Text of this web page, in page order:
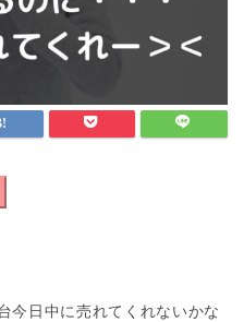
今日中に売れてくれないかな